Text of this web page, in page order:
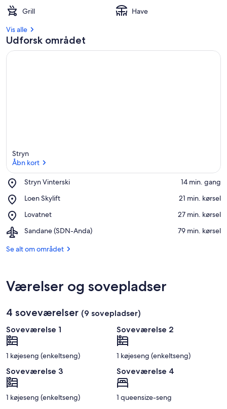
Grill
Have
Vis alle
Udforsk området
Stryn
Åbn kort
Stryn Vinterski
Place,
Vinterski
‪14 min. gang‬
Loen Skylift
Place,
Skylift
‪21 min. kørsel‬
Lovatnet
Place,
‪27 min. kørsel‬
Sandane (SDN-Anda)
Airport,
(SDN-
‪79 min. kørsel‬
Se alt om området
Værelser og sovepladser
4 soveværelser (9 sovepladser)
Soveværelse 1
1 køjeseng (enkeltseng)
Soveværelse 2
1 køjeseng (enkeltseng)
Soveværelse 3
1 køjeseng (enkeltseng)
Soveværelse 4
1 queensize-seng